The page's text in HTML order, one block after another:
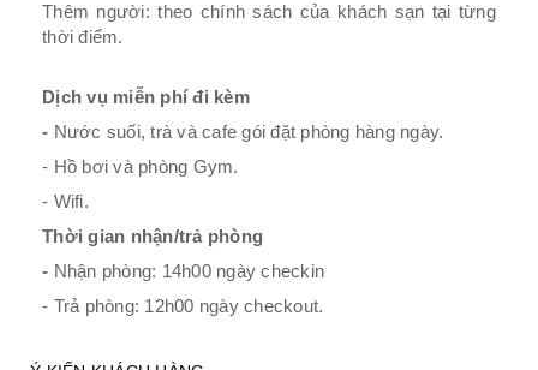
Thêm người: theo chính sách của khách sạn tại từng
thời điểm.
Dịch vụ miễn phí đi kèm
- Nước suối, trà và cafe gói đặt phòng hàng ngày.
- Hồ bơi và phòng Gym.
- Wifi.
Thời gian nhận/trả phòng
- Nhận phòng: 14h00 ngày checkin
- Trả phòng: 12h00 ngày checkout.